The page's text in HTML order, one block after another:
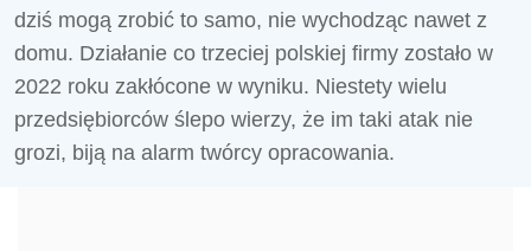
dziś mogą zrobić to samo, nie wychodząc nawet z
domu. Działanie co trzeciej polskiej firmy zostało w
2022 roku zakłócone w wyniku. Niestety wielu
przedsiębiorców ślepo wierzy, że im taki atak nie
grozi, biją na alarm twórcy opracowania.